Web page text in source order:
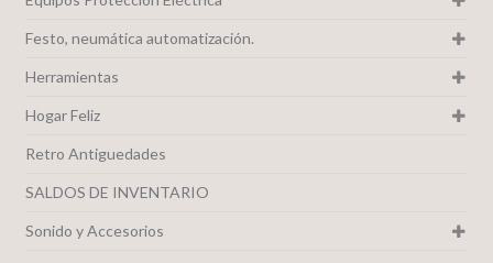
Festo, neumática automatización.
Herramientas
Hogar Feliz
Retro Antiguedades
SALDOS DE INVENTARIO
Sonido y Accesorios